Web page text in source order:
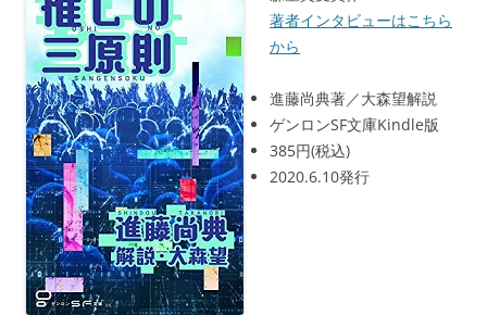
著者インタビューはこちら
から
進藤尚典著／大森望解説
ゲンロンSF文庫Kindle版
385円(税込)
2020.6.10発行